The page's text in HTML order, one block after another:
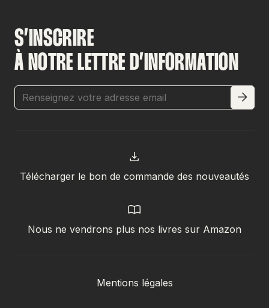
S’INSCRIRE
À NOTRE LETTRE D’INFORMATION
Télécharger le bon de commande des nouveautés
Nous ne vendrons plus nos livres sur Amazon
Mentions légales